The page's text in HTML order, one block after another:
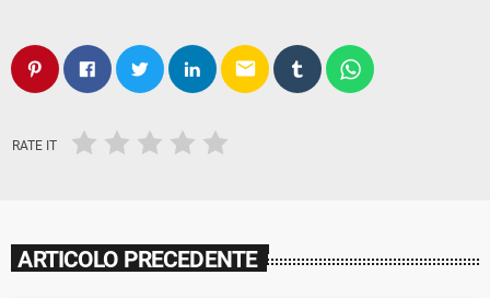
email
RATE IT
ARTICOLO PRECEDENTE